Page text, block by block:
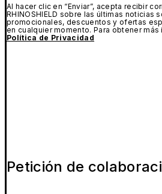
Al hacer clic en “Enviar”, acepta recibir
RHINOSHIELD sobre las últimas noticias
promocionales, descuentos y ofertas
en cualquier momento. Para obtener
Política de Privacidad
Petición de